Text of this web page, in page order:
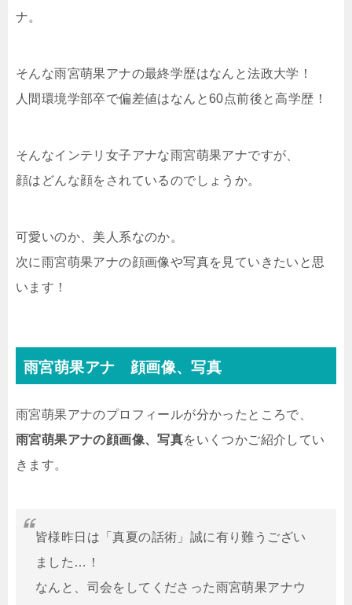
ナ。
そんな雨宮萌果アナの最終学歴はなんと法政大学！
人間環境学部卒で偏差値はなんと60点前後と高学歴！
そんなインテリ女子アナな雨宮萌果アナですが、
顔はどんな顔をされているのでしょうか。
可愛いのか、美人系なのか。
次に雨宮萌果アナの顔画像や写真を見ていきたいと思
います！
雨宮萌果アナ 顔画像、写真
雨宮萌果アナのプロフィールが分かったところで、
雨宮萌果アナの顔画像、写真をいくつかご紹介してい
きます。
皆様昨日は「真夏の話術」誠に有り難うござい
ました…！
なんと、司会をしてくださった雨宮萌果アナウ